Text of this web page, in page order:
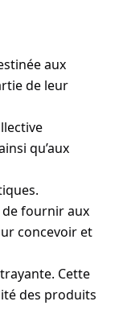
aux
de leur
qu’aux
de fournir aux
concevoir et
Cette
des produits